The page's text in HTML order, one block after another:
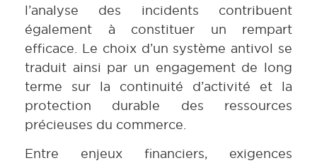
l’analyse des incidents contribuent
également à constituer un rempart
efficace. Le choix d’un système antivol se
traduit ainsi par un engagement de long
terme sur la continuité d’activité et la
protection durable des ressources
précieuses du commerce.
Entre enjeux financiers, exigences